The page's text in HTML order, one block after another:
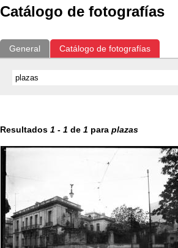
Catálogo de fotografías
General Catálogo de fotografías
Resultados 1 - 1 de 1 para plazas